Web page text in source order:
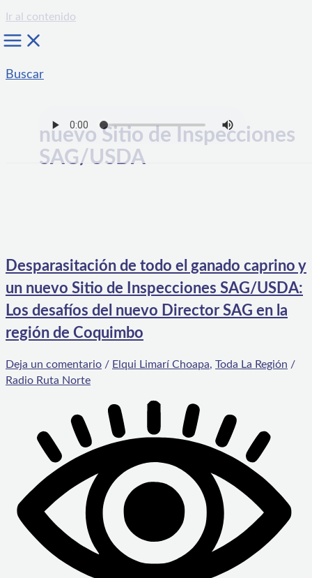
Ir al contenido
Buscar
nuevo Sitio de Inspecciones
SAG/USDA
Desparasitación de todo el ganado caprino y
un nuevo Sitio de Inspecciones SAG/USDA:
Los desafíos del nuevo Director SAG en la
región de Coquimbo
Deja un comentario / Elqui Limarí Choapa, Toda La Región /
Radio Ruta Norte